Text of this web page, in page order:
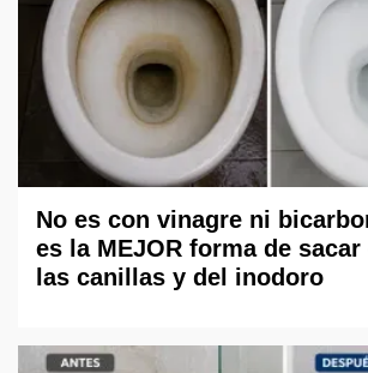
No es con vinagre ni
es la MEJOR forma de
las canillas y del inodoro